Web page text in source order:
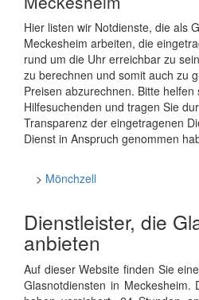
Hier listen wir Notdienste, die als
Meckesheim arbeiten, die
rund um die Uhr erreichbar zu
zu berechnen und somit auch zu
Preisen abzurechnen. Bitte helfen
Hilfesuchenden und tragen Sie
Transparenz der eingetragenen
Dienst in Anspruch genommen
> Mönchzell
Dienstleister, die
anbieten
Auf dieser Website finden Sie
Glasnotdiensten in Meckesheim.